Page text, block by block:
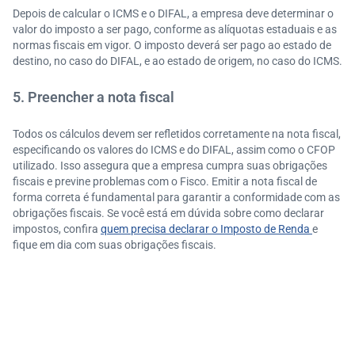
Depois de calcular o ICMS e o DIFAL, a empresa deve determinar o
valor do imposto a ser pago, conforme as alíquotas estaduais e as
normas fiscais em vigor. O imposto deverá ser pago ao estado de
destino, no caso do DIFAL, e ao estado de origem, no caso do ICMS.
5. Preencher a nota fiscal
Todos os cálculos devem ser refletidos corretamente na nota fiscal,
especificando os valores do ICMS e do DIFAL, assim como o CFOP
utilizado. Isso assegura que a empresa cumpra suas obrigações
fiscais e previne problemas com o Fisco. Emitir a nota fiscal de
forma correta é fundamental para garantir a conformidade com as
obrigações fiscais. Se você está em dúvida sobre como declarar
impostos, confira quem precisa declarar o Imposto de Renda e
fique em dia com suas obrigações fiscais.